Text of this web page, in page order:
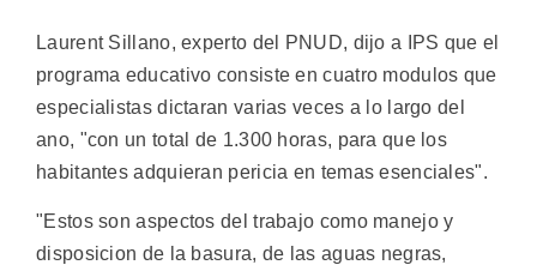
Laurent Sillano, experto del PNUD, dijo a IPS que el
programa educativo consiste en cuatro modulos que
especialistas dictaran varias veces a lo largo del
ano, "con un total de 1.300 horas, para que los
habitantes adquieran pericia en temas esenciales".
"Estos son aspectos del trabajo como manejo y
disposicion de la basura, de las aguas negras,